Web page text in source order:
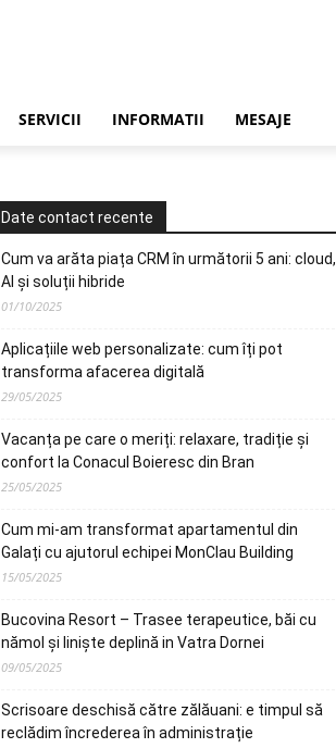
SERVICII INFORMATII MESAJE
Date contact recente
Cum va arăta piața CRM în următorii 5 ani: cloud,
AI și soluții hibride
01/10/2025
Aplicațiile web personalizate: cum îți pot
transforma afacerea digitală
29/05/2025
Vacanța pe care o meriți: relaxare, tradiție și
confort la Conacul Boieresc din Bran
25/05/2025
Cum mi-am transformat apartamentul din
Galați cu ajutorul echipei MonClau Building
15/05/2025
Bucovina Resort – Trasee terapeutice, băi cu
nămol și liniște deplină in Vatra Dornei
09/05/2025
Scrisoare deschisă către zălăuani: e timpul să
reclădim încrederea în administrație